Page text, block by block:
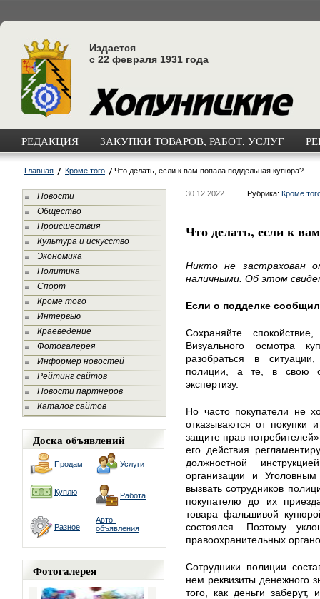
Издается
с 22 февраля 1931 года
РЕДАКЦИЯ ЗАКУПКИ ТОВАРОВ, РАБОТ, УСЛУГ
Главная Кроме того Что делать, если к вам попала поддельная купюра?
Новости
Общество
Происшествия
Культура и искусство
Экономика
Политика
Спорт
Кроме того
Интервью
Краеведение
Фотогалерея
Информер новостей
Рейтинг сайтов
Новости партнеров
Каталог сайтов
Доска объявлений
Продам Услуги
Куплю Работа
Разное
Авто-
объявления
Фотогалерея
30.12.2022 Рубрика: Кроме
Что делать, если к
Никто не застрахован
наличными. Об этом
Если о подделке
Сохраняйте
Визуального осмотра
разобраться в
полиции, а те, в свою
экспертизу.
Но часто покупатели не
отказываются от покупки
защите прав
его действия
должностной
организации и
вызвать сотрудников
покупателю до их
товара фальшивой
состоялся. Поэтому
правоохранительных
Сотрудники полиции
нем реквизиты денежного
того, как деньги заберут,